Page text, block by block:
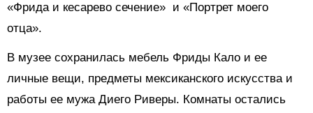
«Фрида и кесарево сечение» и «Портрет моего
отца».
В музее сохранилась мебель Фриды Кало и ее
личные вещи, предметы мексиканского искусства и
работы ее мужа Диего Риверы. Комнаты остались